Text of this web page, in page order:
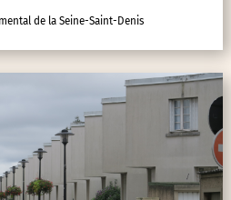
de la Seine-Saint-Denis